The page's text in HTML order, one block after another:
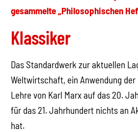
gesammelte „Philosophischen
Klassiker
Das Standardwerk zur aktuellen
Weltwirtschaft, ein Anwendung
Lehre von Karl Marx auf das 20.
für das 21. Jahrhundert nichts an
hat.